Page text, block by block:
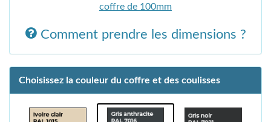
coffre de 100mm
Comment prendre les dimensions ?
Choisissez la couleur du coffre et des coulisses